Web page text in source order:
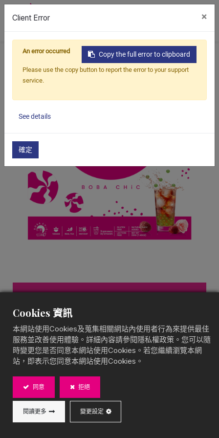
首頁 產品 水果茶套組
爆爆珠水果茶組
荔枝玫瑰奇異果爆爆珠紅茶
茶
爆爆珠水果茶
優雅花果香，醇厚紅茶基底
香與玫瑰的優雅花香，搭配爆爆珠帶來滿滿果汁感，與
濃郁紅茶基底完美融合，打造浪漫細膩的口感。即溶沖
泡，無需額外調製，無麩質、全素、台灣製造，輕鬆享
受精緻手搖飲風味！
Cookies 資訊
本網站使用Cookies及蒐集相關網站內使用者行為來提供最佳
服務並改善使用體驗。詳細內容請參閱隱私權政策。您可以隨
時變更您是否同意本網站使用Cookies。若您繼續瀏覽本網
站，即表示您同意本網站使用Cookies。
同意 拒絕
閱讀更多 變更設定
Client Error ×
Copy the full error to clipboard
An error occurred
Please use the copy button to report the error to your support
service.
See details
確定